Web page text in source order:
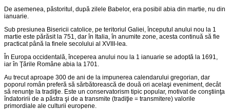
De asemenea, păstoritul, după zilele Babelor, era posibil abia din martie, nu din
ianuarie.
Sub presiunea Bisericii catolice, pe teritoriul Galiei, începutul anului nou la 1
martie este părăsit la 751, dar în Italia, în anumite zone, acesta continuă să fie
practicat până la finele secolului al XVIII-lea.
În Europa occidentală, începerea anului nou la 1 ianuarie se adoptă la 1691,
iar în Ţările Române abia la 1701.
Au trecut aproape 300 de ani de la impunerea calendarului gregorian, dar
poporul român preferă să sărbătorească de două ori acelaşi eveniment, decât
să renunţe la tradiţie. Este un conservatorism tipic popular, motivat de conştiinţa
îndatoririi de a păstra şi de a transmite (tradiţie = transmitere) valorile
primordiale ale culturii europene.